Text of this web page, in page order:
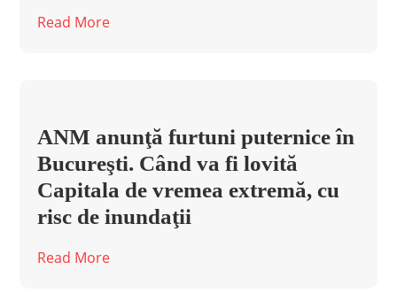
Read More
ANM anunţă furtuni puternice în
Bucureşti. Când va fi lovită
Capitala de vremea extremă, cu
risc de inundaţii
Read More